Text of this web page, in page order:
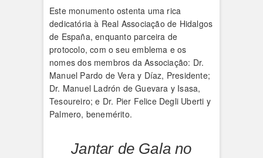
Este monumento ostenta uma rica
dedicatória à Real Associação de Hidalgos
de España, enquanto parceira de
protocolo, com o seu emblema e os
nomes dos membros da Associação: Dr.
Manuel Pardo de Vera y Díaz, Presidente;
Dr. Manuel Ladrón de Guevara y Isasa,
Tesoureiro; e Dr. Pier Felice Degli Uberti y
Palmero, benemérito.
Jantar de Gala no